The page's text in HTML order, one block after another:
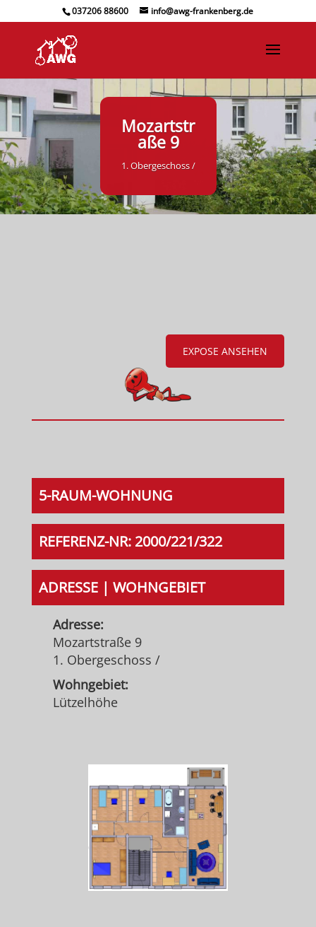
037206 88600 info@awg-frankenberg.de
Mozartstr
aße 9
1. Obergeschoss /
EXPOSE ANSEHEN
5-RAUM-WOHNUNG
REFERENZ-NR: 2000/221/322
ADRESSE | WOHNGEBIET
Adresse:
Mozartstraße 9
1. Obergeschoss /
Wohngebiet:
Lützelhöhe